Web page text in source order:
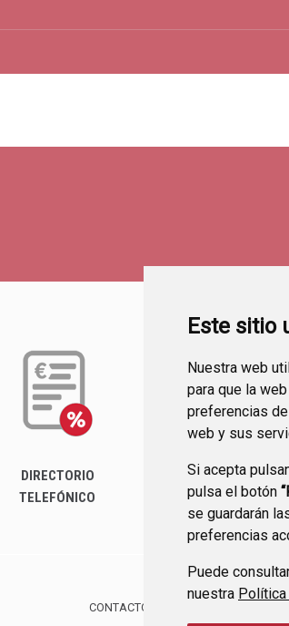
Este sitio
Nuestra web
para que la
preferencias
web y sus
Si acepta
pulsa el botón
se guardarán
preferencias
Puede
nuestra
DIRECTORIO
TELEFÓNICO
PERFIL DEL
CONTRATANTE
CONTACTO